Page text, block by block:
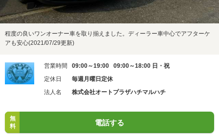
程度の良いワンオーナー車を取り揃えました。ディーラー車中心でアフターケ
アも安心(2021/07/29更新)
営業時間
09:00～19:00 09:00～18:00 日・祝
定休日
毎週月曜日定休
法人名
株式会社オートプラザハチマルハチ
無
料
電話する